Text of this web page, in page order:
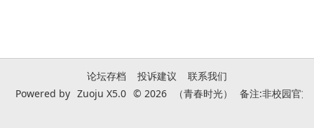
论坛存档 投诉建议
联系我们
Powered by Zuoju X5.0 © 2026 （青春时光） 备注:非校园官方